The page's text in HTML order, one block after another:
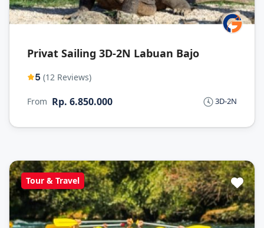
Privat Sailing 3D-2N Labuan Bajo
5 (12 Reviews)
3D-2N
From Rp. 6.850.000
Tour & Travel